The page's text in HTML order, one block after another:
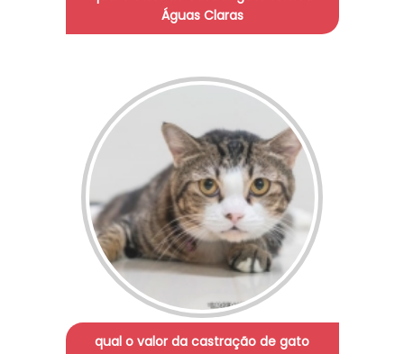
Águas Claras
qual o valor da castração de gato